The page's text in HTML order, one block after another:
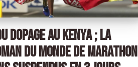
DOPAGE AU KENYA ; LA
DU MONDE DE MARATHON